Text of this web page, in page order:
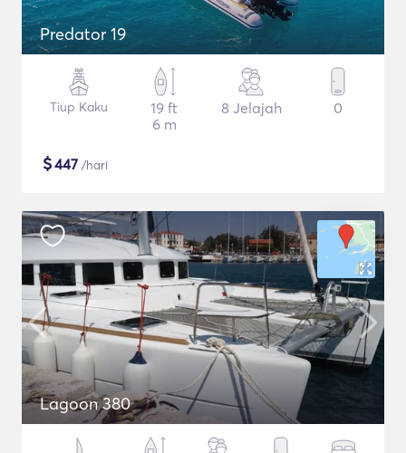
Predator 19
Tiup Kaku
19 ft
6 m
8 Jelajah 0
$447 /hari
Lagoon 380